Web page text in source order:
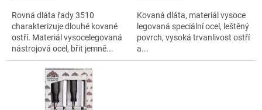
Rovná dláta řady 3510
charakterizuje dlouhé kované
ostří. Materiál vysocelegovaná
nástrojová ocel, břit jemně...
Kovaná dláta, materiál vysoce
legovaná speciální ocel, leštěný
povrch, vysoká trvanlivost ostří
a...